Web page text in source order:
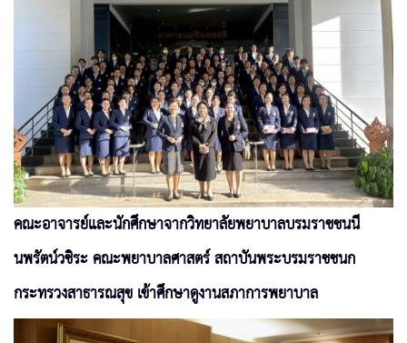
คณะอาจารย์และนักศึกษาจากวิทยาลัยพยาบาลบรมราชชนนี
นพรัตน์วชิระ คณะพยาบาลศาสตร์ สถาบันพระบรมราชชนก
กระทรวงสาธารณสุข เข้าศึกษาดูงานสภาการพยาบาล